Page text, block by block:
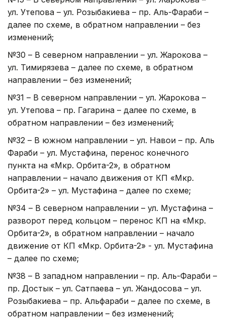
ул. Утепова – ул. Розыбакиева – пр. Аль-Фараби –
далее по схеме, в обратном направлении – без
изменений;
№30 – В северном направлении – ул. Жарокова –
ул. Тимирязева – далее по схеме, в обратном
направлении – без изменений;
№31 – В северном направлении – ул. Жарокова –
ул. Утепова – пр. Гагарина – далее по схеме, в
обратном направлении – без изменений;
№32 – В южном направлении – ул. Навои – пр. Аль
Фараби – ул. Мустафина, перенос конечного
пункта на «Мкр. Орбита-2», в обратном
направлении – начало движения от КП «Мкр.
Орбита-2» – ул. Мустафина – далее по схеме;
№34 – В северном направлении – ул. Мустафина –
разворот перед кольцом – перенос КП на «Мкр.
Орбита-2», в обратном направлении – начало
движение от КП «Мкр. Орбита-2» - ул. Мустафина
– далее по схеме;
№38 – В западном направлении – пр. Аль-Фараби –
пр. Достык – ул. Сатпаева – ул. Жандосова – ул.
Розыбакиева – пр. Альфараби – далее по схеме, в
обратном направлении – без изменений;